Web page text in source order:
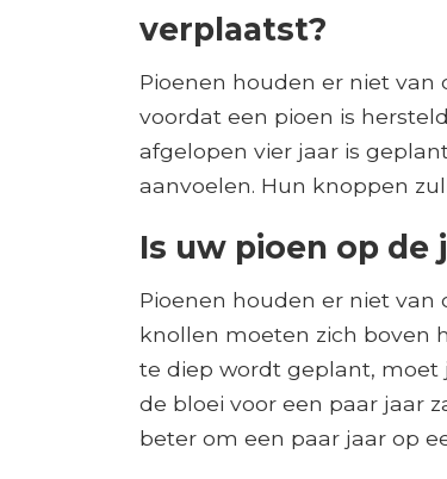
verplaatst?
Pioenen houden er niet
voordat een pioen is
afgelopen vier jaar is
aanvoelen. Hun knoppen
Is uw pioen op
Pioenen houden er niet
knollen moeten zich boven
te diep wordt geplant, moet
de bloei voor een paar jaar
beter om een ​​paar jaar op